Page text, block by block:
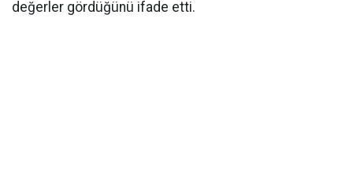
değerler gördüğünü ifade etti.